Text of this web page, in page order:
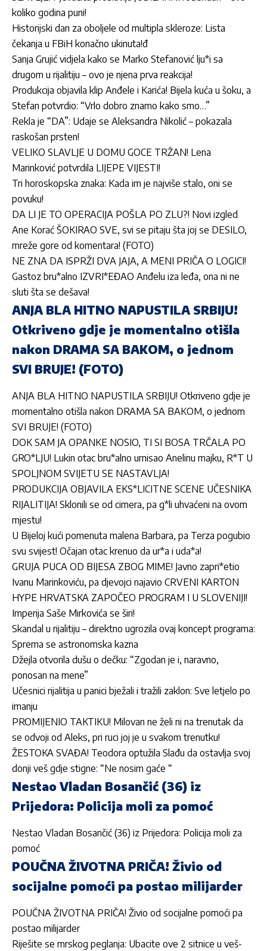
koliko godina puni!
Historijski dan za oboljele od multipla skleroze: Lista
čekanja u FBiH konačno ukinuta!đ
Sanja Grujić vidjela kako se Marko Stefanović lju*i sa
drugom u rijalitiju – ovo je njena prva reakcija!
Produkcija objavila klip Anđele i Karića! Bijela kuća u šoku, a
Stefan potvrdio: “Vrlo dobro znamo kako smo…”
Rekla je “DA”: Udaje se Aleksandra Nikolić – pokazala
raskošan prsten!
VELIKO SLAVLJE U DOMU GOCE TRŽAN! Lena
Marinković potvrdila LIJEPE VIJESTI!
Tri horoskopska znaka: Kada im je najviše stalo, oni se
povuku!
DA LI JE TO OPERACIJA POŠLA PO ZLU?! Novi izgled
Ane Korać ŠOKIRAO SVE, svi se pitaju šta joj se DESILO,
mreže gore od komentara! (FOTO)
NE ZNA DA ISPRŽI DVA JAJA, A MENI PRIČA O LOGICI!
Gastoz bru*alno IZVRI*EĐAO Anđelu iza leđa, ona ni ne
sluti šta se dešava!
ANJA BLA HITNO NAPUSTILA SRBIJU!
Otkriveno gdje je momentalno otišla
nakon DRAMA SA BAKOM, o jednom
SVI BRUJE! (FOTO)
ANJA BLA HITNO NAPUSTILA SRBIJU! Otkriveno gdje je
momentalno otišla nakon DRAMA SA BAKOM, o jednom
SVI BRUJE! (FOTO)
DOK SAM JA OPANKE NOSIO, TI SI BOSA TRČALA PO
GRO*LJU! Lukin otac bru*alno urnisao Anelinu majku, R*T U
SPOLJNOM SVIJETU SE NASTAVLJA!
PRODUKCIJA OBJAVILA EKS*LICITNE SCENE UČESNIKA
RIJALITIJA! Sklonili se od cimera, pa g*li uhvaćeni na ovom
mjestu!
U Bijeloj kući pomenuta malena Barbara, pa Terza pogubio
svu svijest! Očajan otac krenuo da ur*a i uda*a!
GRUJA PUCA OD BIJESA ZBOG MIME! Javno zapri*etio
Ivanu Marinkoviću, pa djevojci najavio CRVENI KARTON
HYPE HRVATSKA ZAPOČEO PROGRAM I U SLOVENIJI!
Imperija Saše Mirkovića se širi!
Skandal u rijalitiju – direktno ugrozila ovaj koncept programa:
Sprema se astronomska kazna
Džejla otvorila dušu o dečku: “Zgodan je i, naravno,
ponosan na mene”
Učesnici rijalitija u panici bježali i tražili zaklon: Sve letjelo po
imanju
PROMIJENIO TAKTIKU! Milovan ne želi ni na trenutak da
se odvoji od Aleks, pri ruci joj je u svakom trenutku!
ŽESTOKA SVAĐA! Teodora optužila Slađu da ostavlja svoj
donji veš gdje stigne: “Ne nosim gaće “
Nestao Vladan Bosančić (36) iz
Prijedora: Policija moli za pomoć
Nestao Vladan Bosančić (36) iz Prijedora: Policija moli za
pomoć
POUČNA ŽIVOTNA PRIČA! Živio od
socijalne pomoći pa postao milijarder
POUČNA ŽIVOTNA PRIČA! Živio od socijalne pomoći pa
postao milijarder
Riješite se mrskog peglanja: Ubacite ove 2 sitnice u veš-